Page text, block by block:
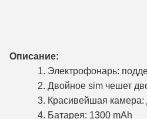
Описание:
1. Электрофонарь:
2. Двойное sim чешет
3. Красивейшая камера:
4. Батарея: 1300 mAh